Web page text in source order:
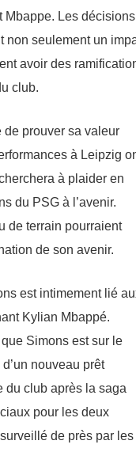
Mbappe. Les décisions
non seulement un
avoir des
club.
de prouver sa valeur
à Leipzig
à plaider en
du PSG à l’avenir.
de terrain pourraient
de son avenir.
est intimement lié
Kylian Mbappé.
Simons est sur le
nouveau prêt
du club après la saga
pour les deux
de près par les